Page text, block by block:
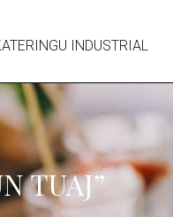
INDUSTRIAL
TUAJ”